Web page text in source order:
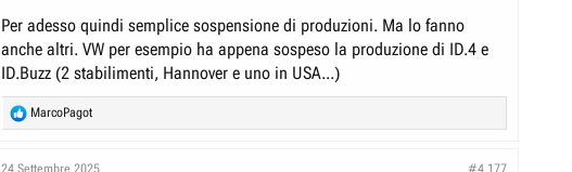
Per adesso quindi semplice sospensione di produzioni. Ma lo fanno
anche altri. VW per esempio ha appena sospeso la produzione di ID.4 e
ID.Buzz (2 stabilimenti, Hannover e uno in USA...)
R
e
c
MarcoPagot
24 Settembre 2025 #4.177